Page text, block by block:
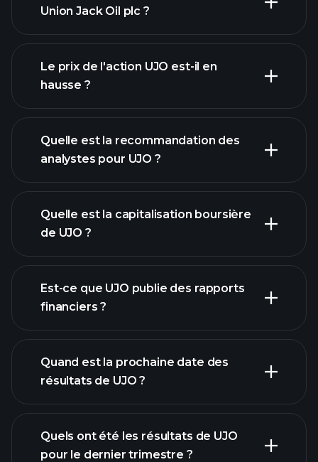
graphique avancé
Union Jack Oil plc ?
Le prix de l'action UJO est-il en
hausse ?
graphique de UJO
Quelle est la recommandation des
analystes pour UJO ?
Quelle est la capitalisation boursière
de UJO ?
notre
liste d'actions
Est-ce que UJO publie des rapports
financiers ?
finances de
UJO
Quand est la prochaine date des
résultats de UJO ?
Calendrier des résultats
Quels ont été les résultats de UJO
pour le dernier trimestre ?